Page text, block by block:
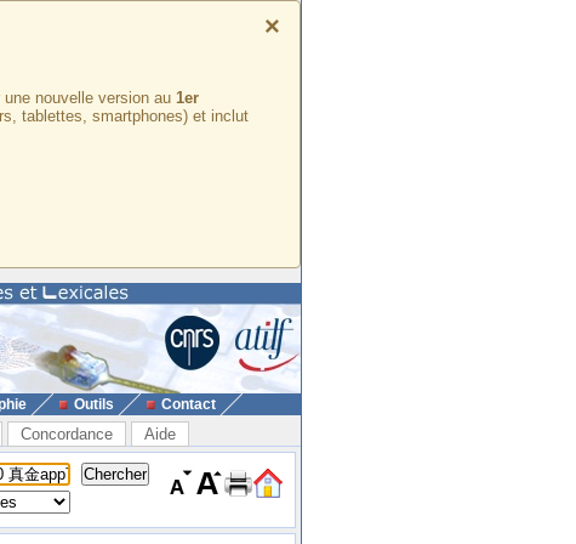
×
nouvelle version au 1er
tablettes, smartphones) et inclut
Outils Contact
Concordance Aide